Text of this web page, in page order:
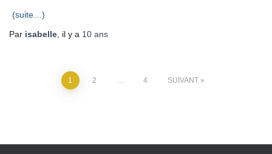
(suite…)
Par isabelle, il y a 10 ans
1 2 … 4 SUIVANT